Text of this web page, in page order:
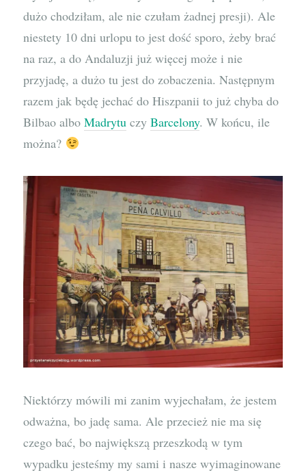
dużo chodziłam, ale nie czułam żadnej presji). Ale
niestety 10 dni urlopu to jest dość sporo, żeby brać
na raz, a do Andaluzji już więcej może i nie
przyjadę, a dużo tu jest do zobaczenia. Następnym
razem jak będę jechać do Hiszpanii to już chyba do
Bilbao alboMadrytu czyBarcelony. W końcu, ile
można?
Niektórzy mówili mi zanim wyjechałam, że jestem
odważna, bo jadę sama. Ale przecież nie ma się
czego bać, bo największą przeszkodą w tym
wypadku jesteśmy my sami i nasze wyimaginowane